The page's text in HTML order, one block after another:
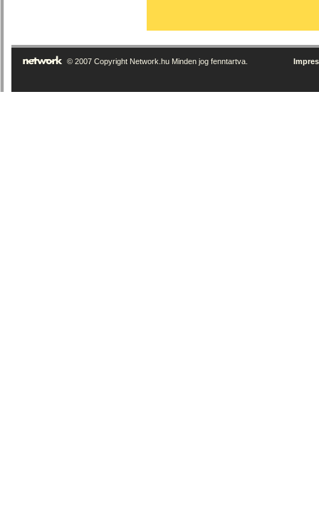
© 2007 Copyright Network.hu Minden jog fenntartva.